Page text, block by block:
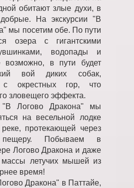
обитают злые духи, в
На экскурсии "В
мы посетим обе. По пути
озера с гигантскими
водопады и
возможно, в пути будет
вой диких собак,
с окрестных гор, что
зловещего эффекта.
"В Логово Дракона" мы
на весельной лодке
протекающей через
пещеру. Побываем в
Логово Дракона и даже
летучих мышей из
время!
Дракона" в Паттайе,